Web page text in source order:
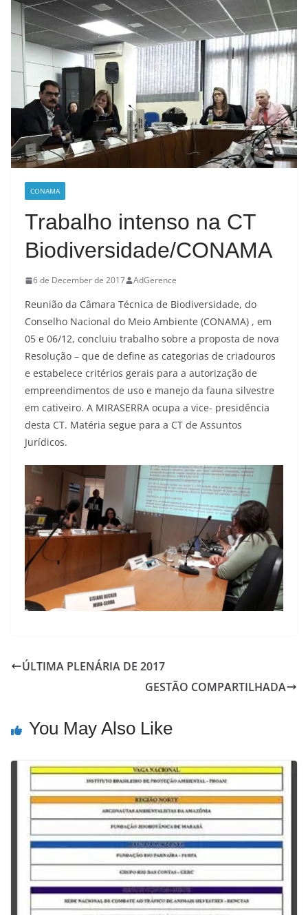
CONAMA
Trabalho intenso na CT
Biodiversidade/CONAMA
6 de December de 2017 AdGerence
Reunião da Câmara Técnica de Biodiversidade, do
Conselho Nacional do Meio Ambiente (CONAMA) , em
05 e 06/12, concluiu trabalho sobre a proposta de nova
Resolução – que de define as categorias de criadouros
e estabelece critérios gerais para a autorização de
empreendimentos de uso e manejo da fauna silvestre
em cativeiro. A MIRASERRA ocupa a vice- presidência
desta CT. Matéria segue para a CT de Assuntos
Jurídicos.
ÚLTIMA PLENÁRIA DE 2017
GESTÃO COMPARTILHADA
You May Also Like